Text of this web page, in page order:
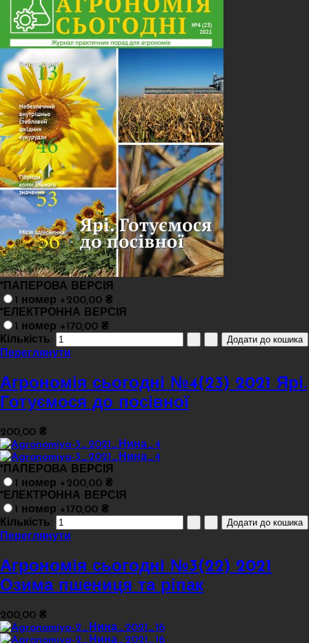
*ПАПЕРОВА ВЕРСІЯ
1 номер +200,00 ₴
*ЕЛЕКТРОННА ВЕРСІЯ
1 номер +170,00 ₴
Кількість:
Переглянути
Агрономія сьогодні №4(23) 2021 Ярі.
Готуємося до посівної
200,00 ₴
*ПАПЕРОВА ВЕРСІЯ
1 номер +200,00 ₴
*ЕЛЕКТРОННА ВЕРСІЯ
1 номер +170,00 ₴
Кількість:
Переглянути
Агрономія сьогодні №3(22) 2021
Озима пшениця та ріпак
200,00 ₴